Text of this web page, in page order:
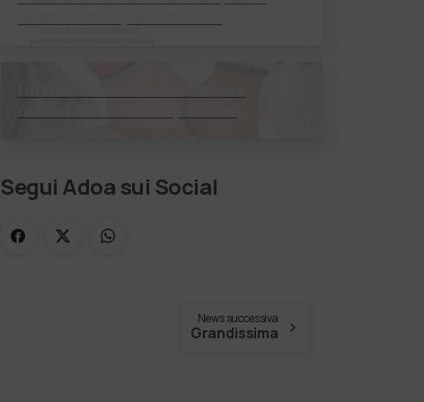
Segui Adoa sui Social
News successiva
Grandissima